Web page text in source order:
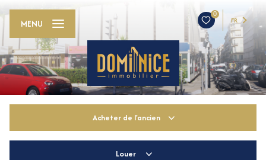
0
FR
MENU
Acheter de l'ancien
Louer